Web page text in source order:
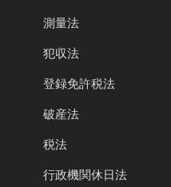
測量法
犯収法
登録免許税法
破産法
税法
行政機関休日法